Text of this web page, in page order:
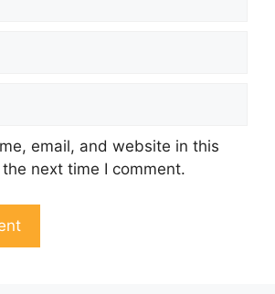
email, and website in this
next time I comment.